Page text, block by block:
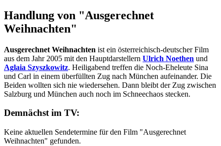
Handlung von "Ausgerechnet
Weihnachten"
Ausgerechnet Weihnachten ist ein österreichisch-deutscher Film
aus dem Jahr 2005 mit den Hauptdarstellern Ulrich Noethen und
Aglaia Szyszkowitz. Heiligabend treffen die Noch-Eheleute Sina
und Carl in einem überfüllten Zug nach München aufeinander. Die
Beiden wollten sich nie wiedersehen. Dann bleibt der Zug zwischen
Salzburg und München auch noch im Schneechaos stecken.
Demnächst im TV:
Keine aktuellen Sendetermine für den Film "Ausgerechnet
Weihnachten" gefunden.